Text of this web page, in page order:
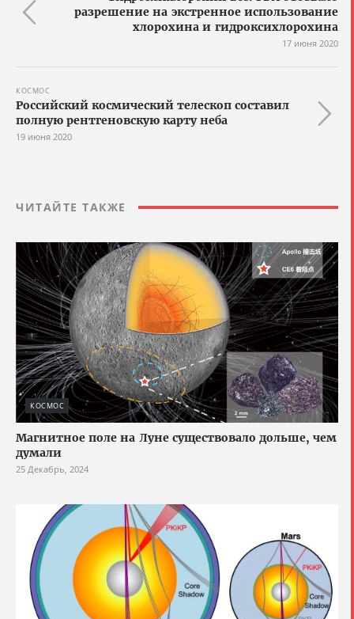
разрешение на экстренное использование
хлорохина и гидроксихлорохина
17 июня 2020
КОСМОС
Российский космический телескоп составил
полную рентгеновскую карту неба
19 июня 2020
ЧИТАЙТЕ ТАКЖЕ
КОСМОС
Магнитное поле на Луне существовало дольше, чем
думали
25 Декабрь, 2024